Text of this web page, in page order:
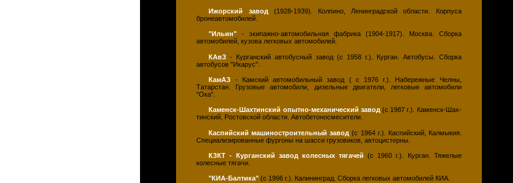
Ижорский завод (1928-1939). Колпино, Ленинградской области. Корпуса
бронеавтомобилей.
"Ильин" - экипажно-автомобильная фабрика (1904-1917). Москва. Сборка
автомобилей, кузова легковых автомобилей.
КАвЗ - Курганский автобусный завод (с 1958 г.). Курган. Автобусы. Сборка
автобусов "Икарус".
КамАЗ - Камский автомобильный завод ( с 1976 г.). Набережные Челны,
Татарстан. Грузовые автомобили, дизельные двигатели, легковые автомобили
"Ока".
Каменск-Шахтинский опытно-механический завод(с 1987 г.). Каменск-Шах-
тинский, Ростовской области. Автобетоносмесители.
Каспийский машиностроительный завод (с 1964 г.). Каспийский, Калмыкия.
Специализированные фургоны на шасси грузовиков, автоцистерны.
КЗКТ - Курганский завод колесных тягачей (с 1960 г.). Курган. Тяжелые
колесные тягачи.
"КИА-Балтика" (с 1996 г.). Калининград. Сборка легковых автомобилей КИА.